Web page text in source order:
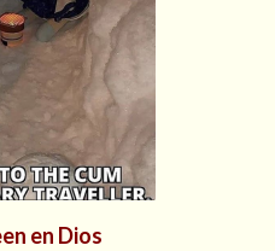
en Dios